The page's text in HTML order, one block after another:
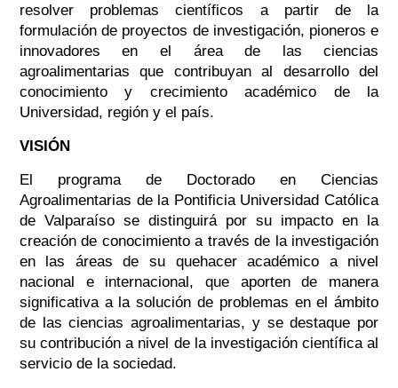
resolver problemas científicos a partir de la
formulación de proyectos de investigación, pioneros e
innovadores en el área de las ciencias
agroalimentarias que contribuyan al desarrollo del
conocimiento y crecimiento académico de la
Universidad, región y el país.
VISIÓN
El programa de Doctorado en Ciencias
Agroalimentarias de la Pontificia Universidad Católica
de Valparaíso se distinguirá por su impacto en la
creación de conocimiento a través de la investigación
en las áreas de su quehacer académico a nivel
nacional e internacional, que aporten de manera
significativa a la solución de problemas en el ámbito
de las ciencias agroalimentarias, y se destaque por
su contribución a nivel de la investigación científica al
servicio de la sociedad.